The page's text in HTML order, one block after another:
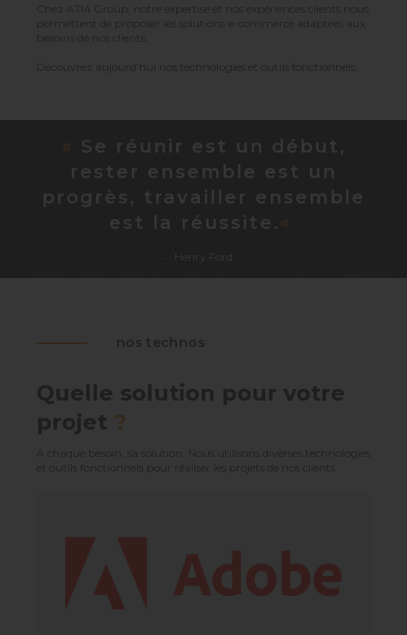
Chez ATI4 Group, notre expertise et nos expériences clients nous
permettent de proposer les solutions e-commerce adaptées aux
besoins de nos clients.
Découvrez aujourd’hui nos technologies et outils fonctionnels.
Se réunir est un début,
rester ensemble est un
progrès, travailler ensemble
est la réussite.
Henry Ford
nos technos
Quelle solution pour votre
projet ?
A chaque besoin, sa solution. Nous utilisons diverses technologies
et outils fonctionnels pour réaliser les projets de nos clients.
vos besoins
une solution très complète